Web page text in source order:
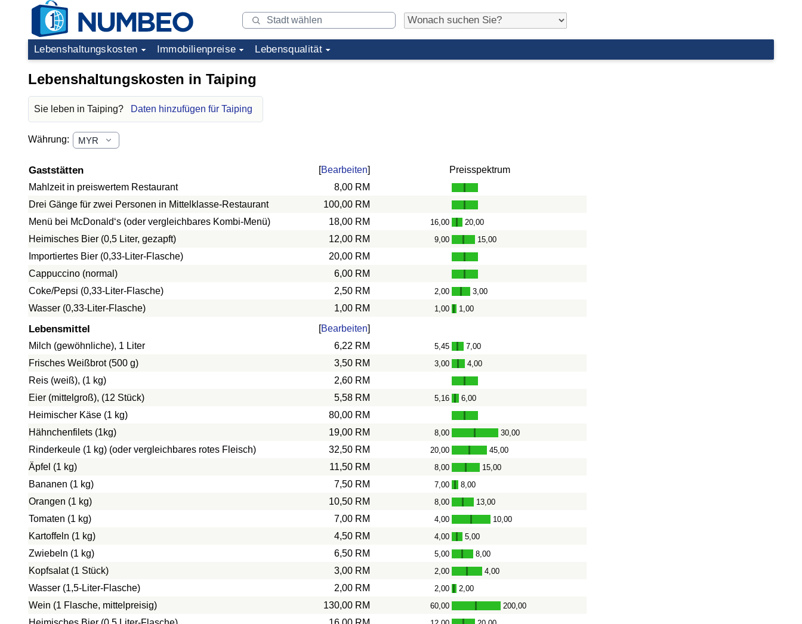
Lebenshaltungskosten Immobilienpreise Lebensqualität
Lebenshaltungskosten in Taiping
Sie leben in Taiping? Daten hinzufügen für Taiping
Währung:
Gaststätten [Bearbeiten]
Preisspektrum
Mahlzeit in preiswertem Restaurant
8,00 RM
Drei Gänge für zwei Personen in Mittelklasse-Restaurant
100,00 RM
Menü bei McDonald‘s (oder vergleichbares Kombi-Menü)
18,00 RM 16,00 - 20,00
Heimisches Bier (0,5 Liter, gezapft) 12,00 RM 9,00 - 15,00
Importiertes Bier (0,33-Liter-Flasche)
20,00 RM
Cappuccino (normal)
6,00 RM
Coke/Pepsi (0,33-Liter-Flasche)
2,50 RM 2,00 - 3,00
Wasser (0,33-Liter-Flasche) 1,00 RM 1,00 - 1,00
Lebensmittel [Bearbeiten]
Milch (gewöhnliche), 1 Liter
6,22 RM 5,45 - 7,00
Frisches Weißbrot (500 g) 3,50 RM 3,00 - 4,00
Reis (weiß), (1 kg)
2,60 RM
Eier (mittelgroß), (12 Stück)
5,58 RM 5,16 - 6,00
Heimischer Käse (1 kg)
80,00 RM
Hähnchenfilets (1kg)
19,00 RM 8,00 - 30,00
Rinderkeule (1 kg) (oder vergleichbares rotes Fleisch) 32,50 RM 20,00 - 45,00
Äpfel (1 kg) 11,50 RM 8,00 - 15,00
Bananen (1 kg) 7,50 RM 7,00 - 8,00
Orangen (1 kg) 10,50 RM 8,00 - 13,00
Tomaten (1 kg) 7,00 RM 4,00 - 10,00
Kartoffeln (1 kg) 4,50 RM 4,00 - 5,00
Zwiebeln (1 kg) 6,50 RM 5,00 - 8,00
Kopfsalat (1 Stück) 3,00 RM 2,00 - 4,00
Wasser (1,5-Liter-Flasche) 2,00 RM 2,00 - 2,00
Wein (1 Flasche, mittelpreisig) 130,00 RM 60,00 - 200,00